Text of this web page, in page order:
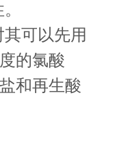
可以先用
的氯酸
和再生酸